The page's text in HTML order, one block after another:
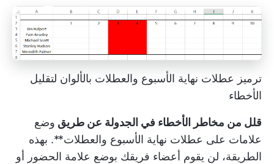
ترميز عطلات نهاية الأسبوع والعطلات بالألوان لتقليل
الأخطاء
قلل من مخاطر الأخطاء في الجدولة عن طريق وضع
علامات على عطلات نهاية الأسبوع والعطلات**. بهذه
الطريقة، لن يقوم أعضاء فريقك بوضع علامة الحضور أو